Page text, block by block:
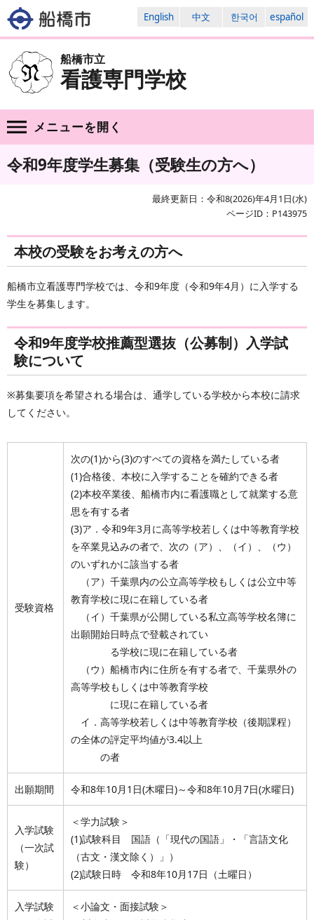
English 中文 한국어 español
船橋市立
看護専門学校
メニューを開く
令和9年度学生募集（受験生の方へ）
最終更新日：令和8(2026)年4月1日(水)
ページID：P143975
本校の受験をお考えの方へ
船橋市立看護専門学校では、令和9年度（令和9年4月）に入学する
学生を募集します。
令和9年度学校推薦型選抜（公募制）入学試
験について
※募集要項を希望される場合は、通学している学校から本校に請求
してください。
受験資格
次の(1)から(3)のすべての資格を満たしている者
(1)合格後、本校に入学することを確約できる者
(2)本校卒業後、船橋市内に看護職として就業する意
思を有する者
(3)ア．令和9年3月に高等学校若しくは中等教育学校
を卒業見込みの者で、次の（ア）、（イ）、（ウ）
のいずれかに該当する者
（ア）千葉県内の公立高等学校もしくは公立中等
教育学校に現に在籍している者
（イ）千葉県が公開している私立高等学校名簿に
出願開始日時点で登載されてい
る学校に現に在籍している者
（ウ）船橋市内に住所を有する者で、千葉県外の
高等学校もしくは中等教育学校
に現に在籍している者
イ．高等学校若しくは中等教育学校（後期課程）
の全体の評定平均値が3.4以上
の者
出願期間 令和8年10月1日(木曜日)～令和8年10月7日(水曜日)
入学試験
（一次試
験）
＜学力試験＞
(1)試験科目 国語（「現代の国語」・「言語文化
（古文・漢文除く）」）
(2)試験日時 令和8年10月17日（土曜日）
入学試験
＜小論文・面接試験＞